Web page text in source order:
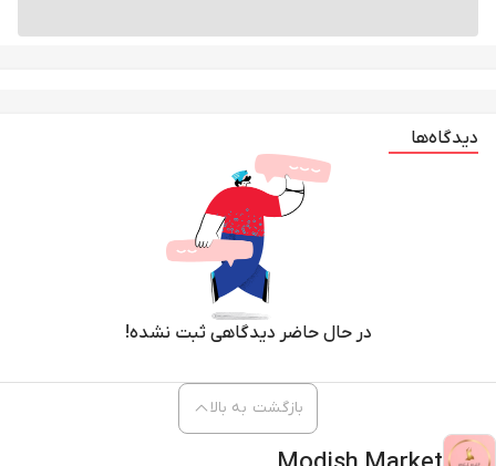
دیدگاه‌ها
در حال حاضر دیدگاهی ثبت نشده!
بازگشت به بالا